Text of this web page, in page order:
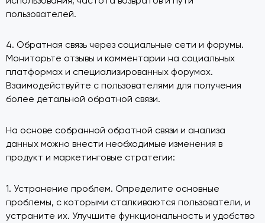
пользователей.
4. Обратная связь через социальные сети и форумы.
Мониторьте отзывы и комментарии на социальных
платформах и специализированных форумах.
Взаимодействуйте с пользователями для получения
более детальной обратной связи.
На основе собранной обратной связи и анализа
данных можно внести необходимые изменения в
продукт и маркетинговые стратегии:
1. Устранение проблем. Определите основные
проблемы, с которыми сталкиваются пользователи, и
устраните их. Улучшите функциональность и удобство